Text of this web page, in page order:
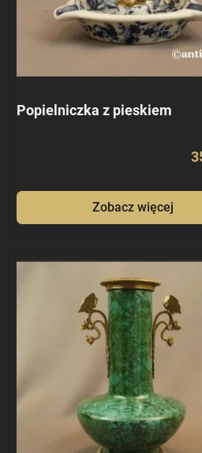
Popielniczka z pieskiem
Zobacz więcej